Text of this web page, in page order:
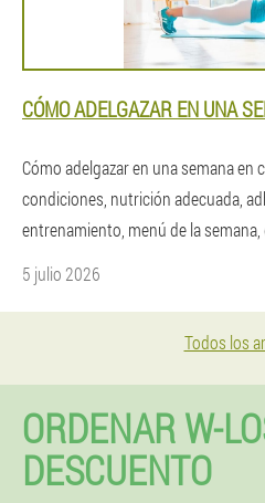
CÓMO ADELGAZAR EN UNA
Cómo adelgazar en una semana en
condiciones, nutrición adecuada,
entrenamiento, menú de la semana,
5 julio 2026
Todos los
ORDENAR W-
DESCUENTO